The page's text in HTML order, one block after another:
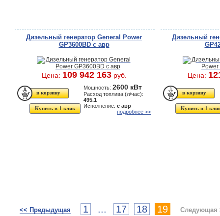
Дизельный генератор General Power
GP3600BD с авр
Цена: 109 942 163руб.
Купить в 1 клик
Мощность: 2600 кВт
Расход топлива (л/час):
495.1
Исполнение: с авр
подробнее >>
Дизельный
Цена:
Купить в 1
<< Предыдущая 1 ... 17 18 19 Следующая